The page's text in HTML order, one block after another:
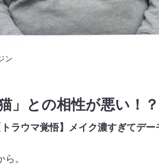
ン
」との相性が悪い！？
トラウマ覚悟】メイク濃すぎてデ
ら。